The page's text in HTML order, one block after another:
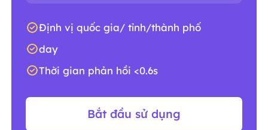
Định vị quốc gia/ tỉnh/thành phố
day
Thời gian phản hồi <0.6s
Bắt đầu sử dụng